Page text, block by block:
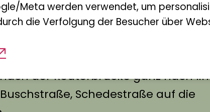
Ausschilderung
der Reuterbrücke ganz nach
Schedestraße auf die
Meta werden verwendet, um
die Verfolgung der Besucher über